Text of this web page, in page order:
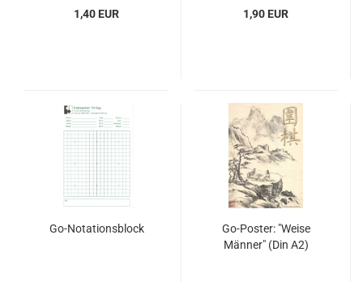
1,40 EUR 1,90 EUR
Go-Notationsblock
Go-Poster: "Weise
Männer" (Din A2)